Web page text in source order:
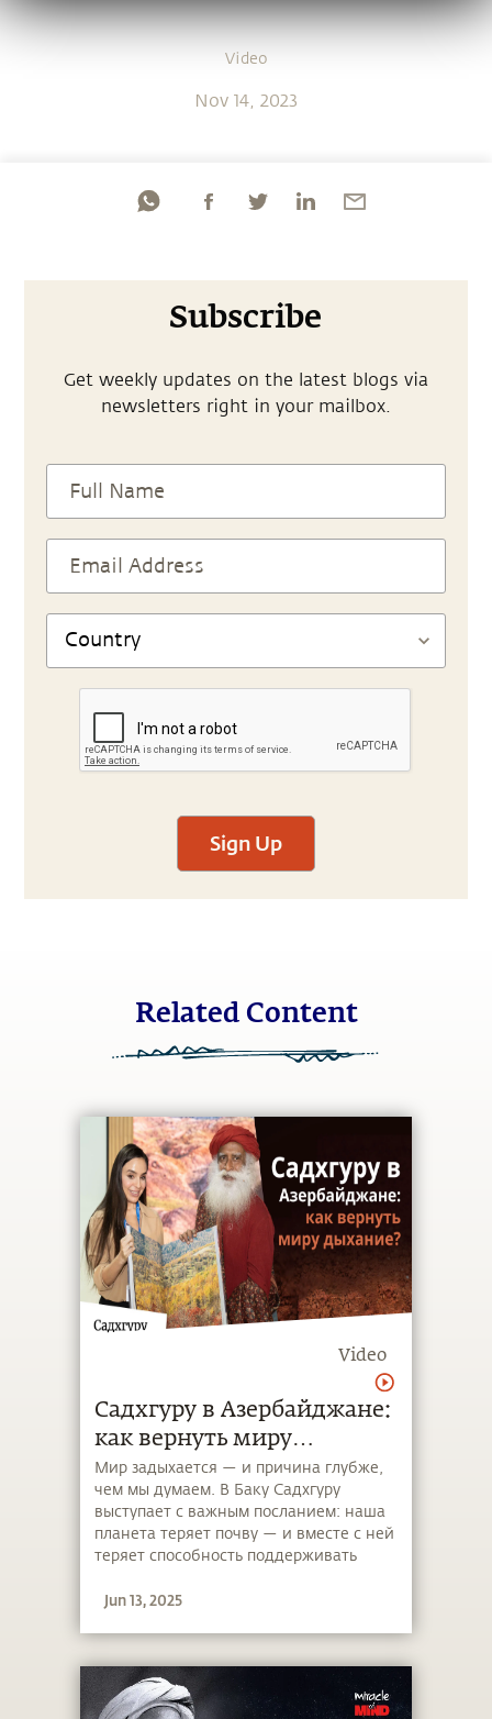
Video
Nov 14, 2023
Subscribe
Get weekly updates on the latest blogs via
newsletters right in your mailbox.
Sign Up
Related Content
Video
Садхгуру в Азербайджане:
как вернуть миру
дыхание?
Мир задыхается — и причина глубже,
чем мы думаем. В Баку Садхгуру
выступает с важным посланием: наша
планета теряет почву — и вместе с ней
теряет способность поддерживать
скрывается простая истина: без живой
речь — напоминание о нашей связи с
Землёй и о том, как каждый из нас
может внести вклад в возвращение
Jun 13, 2025